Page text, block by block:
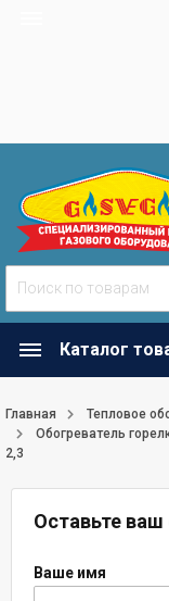
Каталог
Главная Тепловое
Обогреватель
2,3
Оставьте
Ваше имя